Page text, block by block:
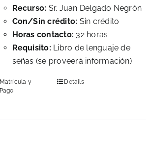
Recurso: Sr. Juan Delgado Negrón
Con/Sin crédito: Sin crédito
Horas contacto: 32 horas
Requisito: Libro de lenguaje de
señas (se proveerá información)
Matrícula y
Pago
Details